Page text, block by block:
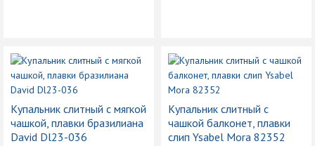
Купальник слитный с мягкой
чашкой, плавки бразилиана
David Dl23-036
Купальник слитный с
чашкой балконет, плавки
слип Ysabel Mora 82352